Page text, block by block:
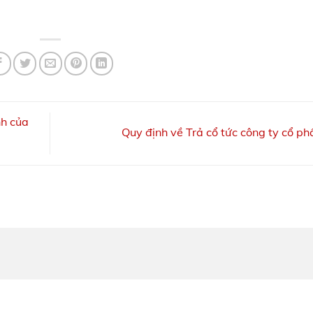
của
Quy định về Trả cổ tức công ty cổ